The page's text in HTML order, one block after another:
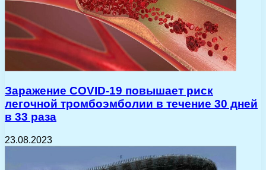
Заражение COVID-19 повышает риск
легочной тромбоэмболии в течение 30 дней
в 33 раза
23.08.2023